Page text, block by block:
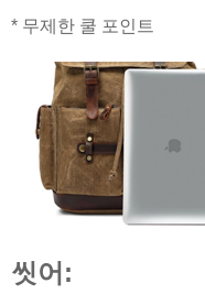
* 무제한 쿨 포인트
씻어: